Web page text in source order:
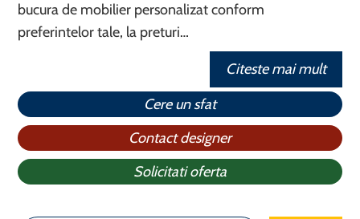
bucura de mobilier personalizat conform
preferintelor tale, la preturi…
Citeste mai mult
Cere un sfat
Contact designer
Solicitati oferta